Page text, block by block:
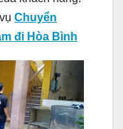
Chuyển
đi Hòa Bình